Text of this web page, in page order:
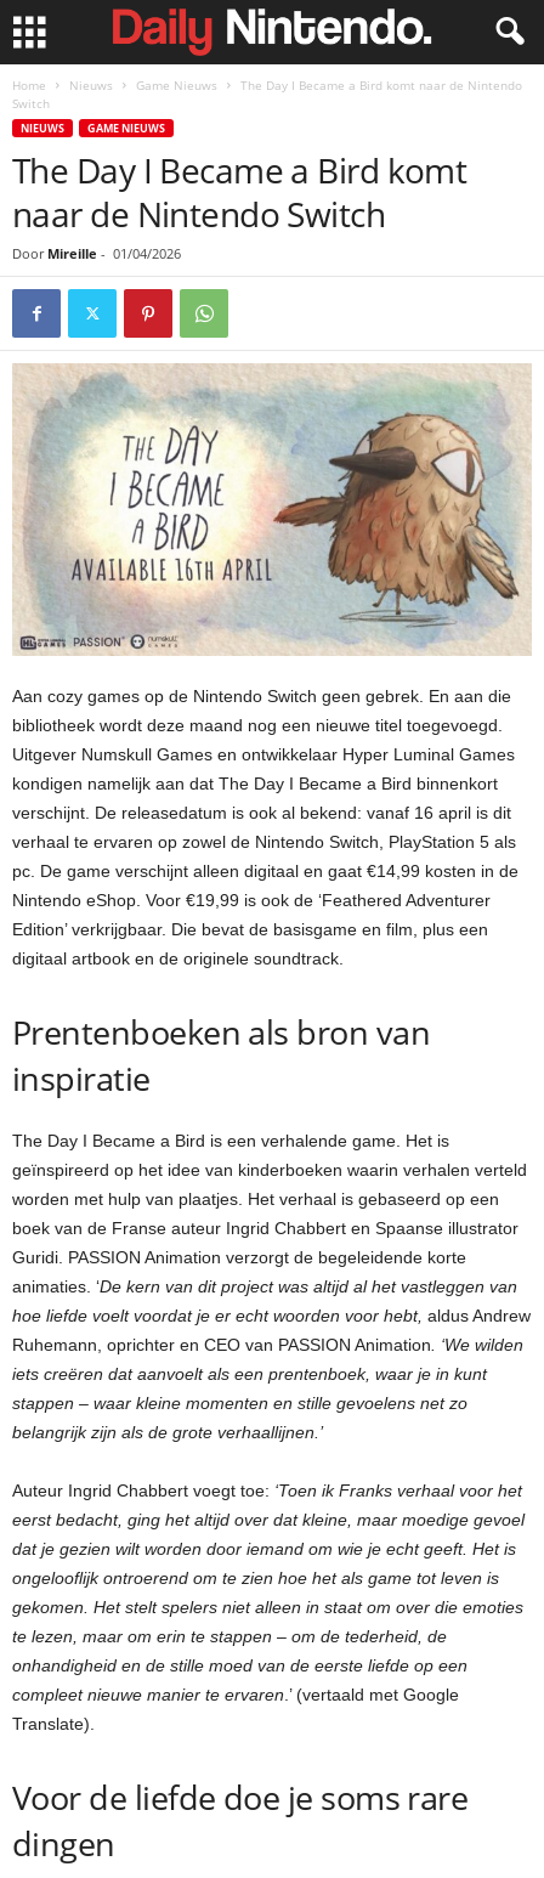
Home Nieuws Game Nieuws
The Day I Became a Bird komt naar de Nintendo
Switch
NIEUWS GAME NIEUWS
The Day I Became a Bird komt
naar de Nintendo Switch
Door Mireille - 01/04/2026
Aan cozy games op de Nintendo Switch geen gebrek. En aan die
bibliotheek wordt deze maand nog een nieuwe titel toegevoegd.
Uitgever Numskull Games en ontwikkelaar Hyper Luminal Games
kondigen namelijk aan dat The Day I Became a Bird binnenkort
verschijnt. De releasedatum is ook al bekend: vanaf 16 april is dit
verhaal te ervaren op zowel de Nintendo Switch, PlayStation 5 als
pc. De game verschijnt alleen digitaal en gaat €14,99 kosten in de
Nintendo eShop. Voor €19,99 is ook de ‘Feathered Adventurer
Edition’ verkrijgbaar. Die bevat de basisgame en film, plus een
digitaal artbook en de originele soundtrack.
Prentenboeken als bron van
inspiratie
The Day I Became a Bird is een verhalende game. Het is
geïnspireerd op het idee van kinderboeken waarin verhalen verteld
worden met hulp van plaatjes. Het verhaal is gebaseerd op een
boek van de Franse auteur Ingrid Chabbert en Spaanse illustrator
Guridi. PASSION Animation verzorgt de begeleidende korte
animaties. ‘De kern van dit project was altijd al het vastleggen van
hoe liefde voelt voordat je er echt woorden voor hebt, aldus Andrew
Ruhemann, oprichter en CEO van PASSION Animation . ‘We wilden
iets creëren dat aanvoelt als een prentenboek, waar je in kunt
stappen – waar kleine momenten en stille gevoelens net zo
belangrijk zijn als de grote verhaallijnen.’
Auteur Ingrid Chabbert voegt toe: ‘Toen ik Franks verhaal voor het
eerst bedacht, ging het altijd over dat kleine, maar moedige gevoel
dat je gezien wilt worden door iemand om wie je echt geeft. Het is
ongelooflijk ontroerend om te zien hoe het als game tot leven is
gekomen. Het stelt spelers niet alleen in staat om over die emoties
te lezen, maar om erin te stappen – om de tederheid, de
onhandigheid en de stille moed van de eerste liefde op een
compleet nieuwe manier te ervaren .’ (vertaald met Google
Translate).
Voor de liefde doe je soms rare
dingen